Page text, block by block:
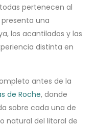
pertenecen al
una
los acantilados y las
distinta en
antes de la
de Roche, donde
sobre cada una de
natural del litoral de